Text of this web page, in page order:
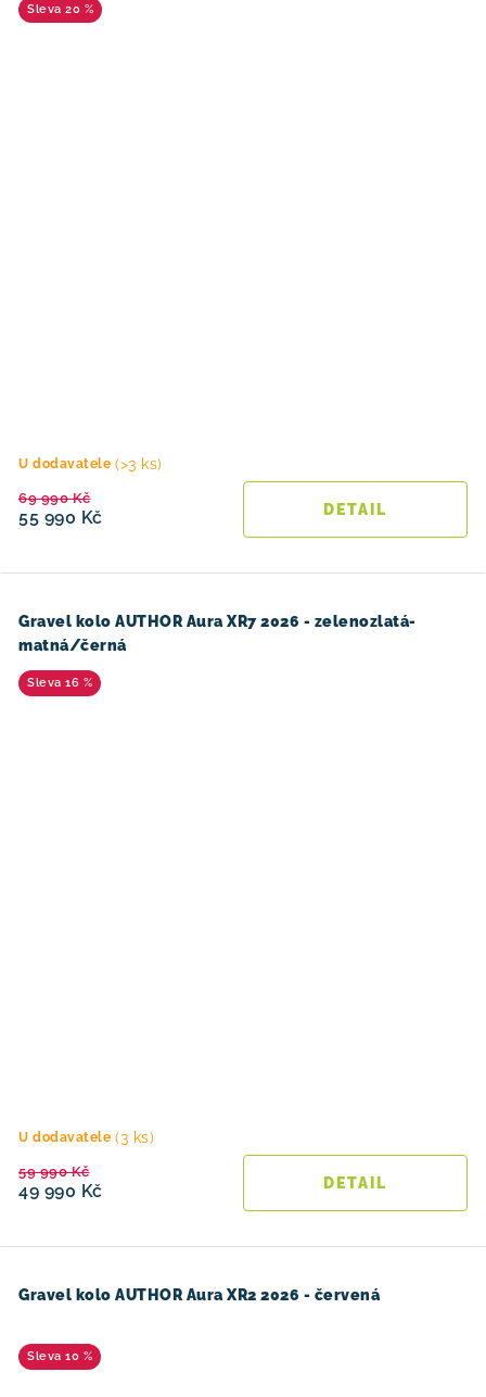
20 %
U dodavatele (>3 ks)
55 990 Kč
69 990 Kč
Gravel kolo AUTHOR Aura XR7 2026 - zelenozlatá-
matná/černá
16 %
U dodavatele (3 ks)
49 990 Kč
59 990 Kč
Gravel kolo AUTHOR Aura XR2 2026 - červená
10 %